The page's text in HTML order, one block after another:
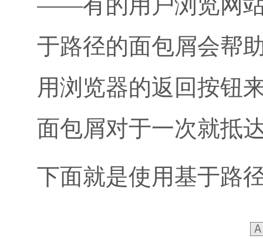
于路径的面包屑会帮
用浏览器的返回按钮
面包屑对于一次就抵
下面就是使用基于路